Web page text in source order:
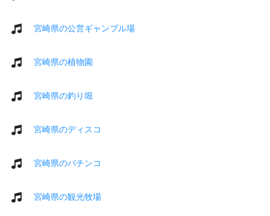
宮崎県の公営ギャンブル場
宮崎県の植物園
宮崎県の釣り堀
宮崎県のディスコ
宮崎県のパチンコ
宮崎県の観光牧場